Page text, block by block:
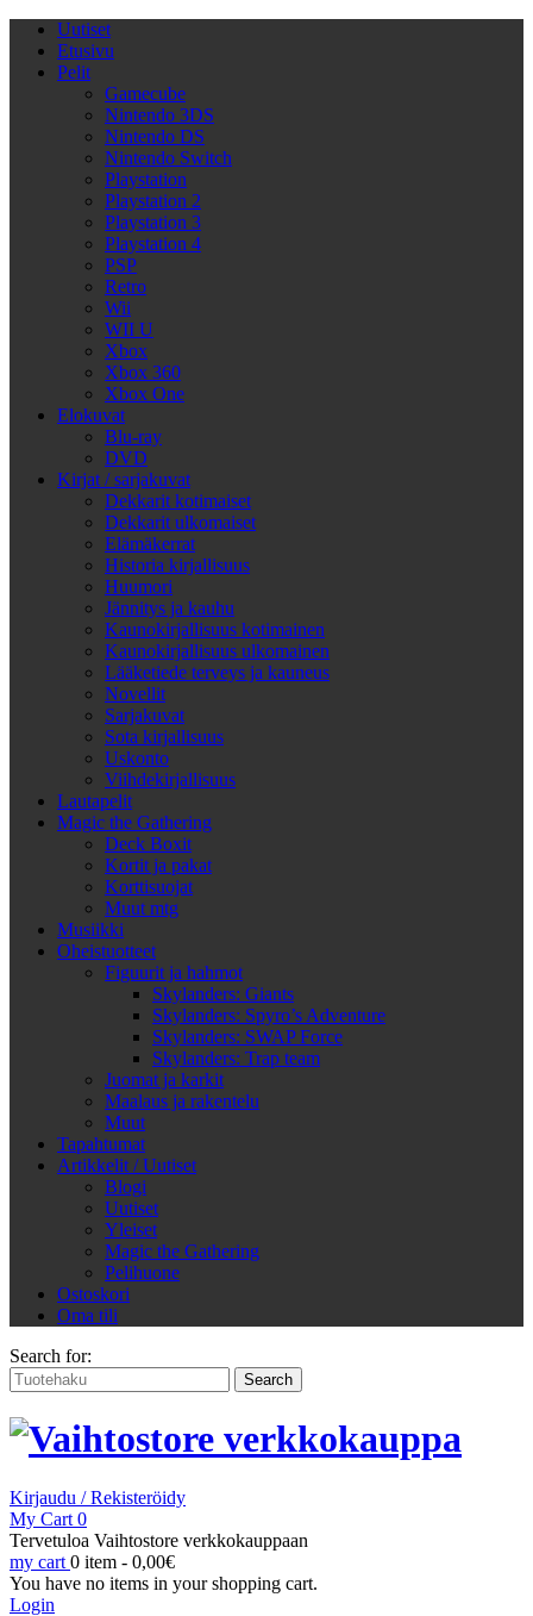
Uutiset
Etusivu
Pelit
Gamecube
Nintendo 3DS
Nintendo DS
Nintendo Switch
Playstation
Playstation 2
Playstation 3
Playstation 4
PSP
Retro
Wii
WII U
Xbox
Xbox 360
Xbox One
Elokuvat
Blu-ray
DVD
Kirjat / sarjakuvat
Dekkarit kotimaiset
Dekkarit ulkomaiset
Elämäkerrat
Historia kirjallisuus
Huumori
Jännitys ja kauhu
Kaunokirjallisuus kotimainen
Kaunokirjallisuus ulkomainen
Lääketiede terveys ja kauneus
Novellit
Sarjakuvat
Sota kirjallisuus
Uskonto
Viihdekirjallisuus
Lautapelit
Magic the Gathering
Deck Boxit
Kortit ja pakat
Korttisuojat
Muut mtg
Musiikki
Oheistuotteet
Figuurit ja hahmot
Skylanders: Giants
Skylanders: Spyro’s Adventure
Skylanders: SWAP Force
Skylanders: Trap team
Juomat ja karkit
Maalaus ja rakentelu
Muut
Tapahtumat
Artikkelit / Uutiset
Blogi
Uutiset
Yleiset
Magic the Gathering
Pelihuone
Ostoskori
Oma tili
Search for:
Kirjaudu / Rekisteröidy
My Cart 0
Tervetuloa Vaihtostore verkkokauppaan
my cart 0 item - 0,00€
You have no items in your shopping cart.
Login